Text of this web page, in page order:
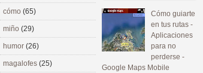
Cómo guiarte
en tus rutas -
Aplicaciones
para no
perderse -
Google Maps Mobile
cómo (65)
miño (29)
humor (26)
magalofes (25)